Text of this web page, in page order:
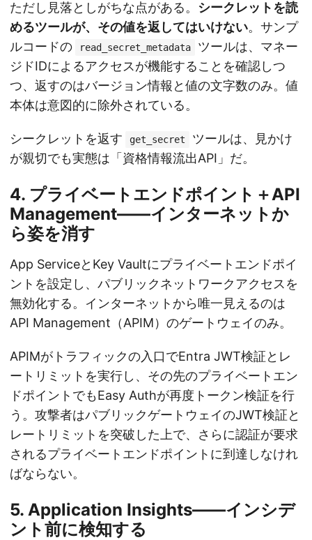
ただし見落としがちな点がある。 シークレットを読
めるツールが、その値を返してはいけない。サンプ
ルコードの
read_secret_metadata
ツールは、マネー
ジドIDによるアクセスが機能することを確認しつ
つ、返すのはバージョン情報と値の文字数のみ。値
本体は意図的に除外されている。
シークレットを返す get_secret
ツールは、見かけ
が親切でも実態は「資格情報流出API」だ。
4. プライベートエンドポイント＋API
Management——インターネットか
ら姿を消す
App ServiceとKey Vaultにプライベートエンドポイ
ントを設定し、パブリックネットワークアクセスを
無効化する。インターネットから唯一見えるのは
API Management（APIM）のゲートウェイのみ。
APIMがトラフィックの入口でEntra JWT検証とレ
ートリミットを実行し、その先のプライベートエン
ドポイントでもEasy Authが再度トークン検証を行
う。攻撃者はパブリックゲートウェイのJWT検証と
レートリミットを突破した上で、さらに認証が要求
されるプライベートエンドポイントに到達しなけれ
ばならない。
5. Application Insights——インシデ
ント前に検知する